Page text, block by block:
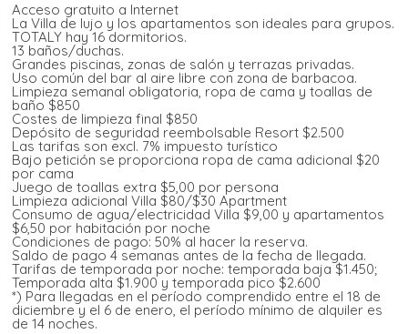
Acceso gratuito a Internet
La Villa de lujo y los apartamentos son ideales para grupos.
TOTALY hay 16 dormitorios.
13 baños/duchas.
Grandes piscinas, zonas de salón y terrazas privadas.
Uso común del bar al aire libre con zona de barbacoa.
Limpieza semanal obligatoria, ropa de cama y toallas de
baño $850
Costes de limpieza final $850
Depósito de seguridad reembolsable Resort $2.500
Las tarifas son excl. 7% impuesto turístico
Bajo petición se proporciona ropa de cama adicional $20
por cama
Juego de toallas extra $5,00 por persona
Limpieza adicional Villa $80/$30 Apartment
Consumo de agua/electricidad Villa $9,00 y apartamentos
$6,50 por habitación por noche
Condiciones de pago: 50% al hacer la reserva.
Saldo de pago 4 semanas antes de la fecha de llegada.
Tarifas de temporada por noche: temporada baja $1.450;
Temporada alta $1.900 y temporada pico $2.600
*) Para llegadas en el período comprendido entre el 18 de
diciembre y el 6 de enero, el período mínimo de alquiler es
de 14 noches.